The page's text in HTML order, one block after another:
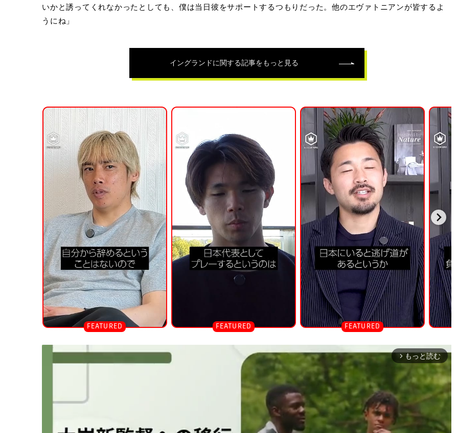
いかと誘ってくれなかったとしても、僕は当日彼をサポートするつもりだった。他のエヴァトニアンが皆するよ
うにね」
イングランドに関する記事をもっと見る
arrow_forward_ios もっと読む